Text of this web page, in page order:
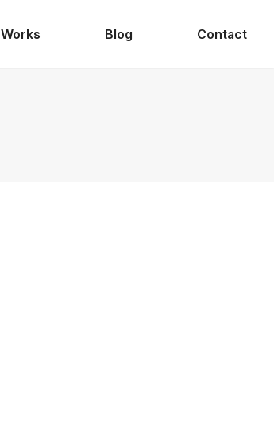
Works Blog Contact